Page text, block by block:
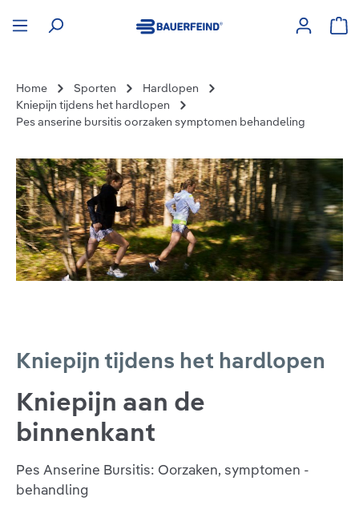
Home Sporten
Hardlopen
Kniepijn tijdens het hardlopen
Pes anserine bursitis oorzaken symptomen behandeling
Kniepijn tijdens het hardlopen
Kniepijn aan de
binnenkant
Pes Anserine Bursitis: Oorzaken, symptomen -
behandling